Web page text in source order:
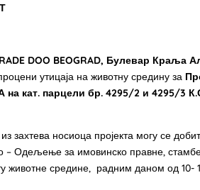
DOO BEOGRAD, Булевар Краља
утицаја на животну средину за
кат. парцели бр. 4295/2 и 4295/3
захтева носиоца пројекта могу се
– Одељење за имовинско правне,
животне средине, радним даном од 10-